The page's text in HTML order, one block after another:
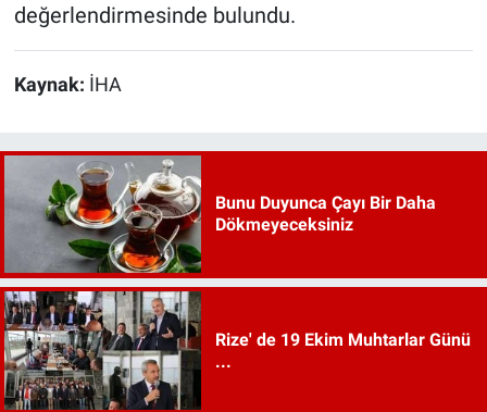
değerlendirmesinde bulundu.
Kaynak: İHA
Bunu Duyunca Çayı Bir Daha
Dökmeyeceksiniz
Rize' de 19 Ekim Muhtarlar Günü
...